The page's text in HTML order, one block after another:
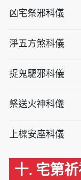
凶宅祭邪科儀
淨五方煞科儀
捉鬼驅邪科儀
祭送火神科儀
上樑安座科儀
十. 宅第